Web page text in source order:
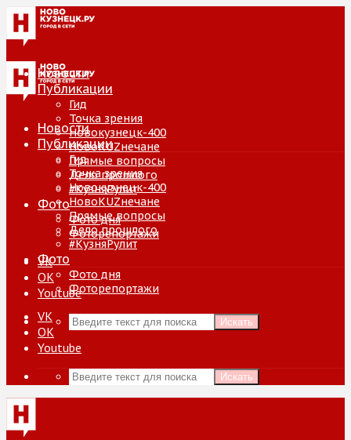
Новости
Публикации
Гид
Точка зрения
Новокузнецк-400
НовоKUZнечане
Прямые вопросы
Дело прошлого
#КузняРулит
Фото
Фото дня
Фоторепортажи
VK
ОК
Youtube
Искать
Новости
Публикации
Гид
Точка зрения
Новокузнецк-400
НовоKUZнечане
Прямые вопросы
Дело прошлого
#КузняРулит
Фото
Фото дня
Фоторепортажи
VK
ОК
Youtube
Искать